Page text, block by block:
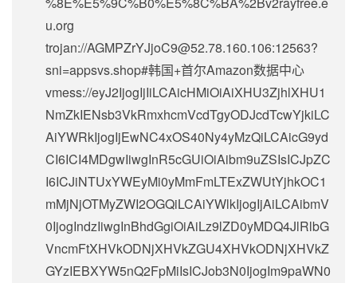
u.org
trojan://AGMPZrYJjoC9@52.78.160.106:12563?
sni=appsvs.shop#韩国+首尔Amazon数据中心
vmess://eyJ2IjogIjIiLCAicHMiOiAiXHU3ZjhlXHU1
NmZkIENsb3VkRmxhcmVcdTgyODJcdTcwYjkiLC
AiYWRkIjogIjEwNC4xOS40Ny4yMzQiLCAicG9yd
CI6ICI4MDgwIiwgInR5cGUiOiAibm9uZSIsICJpZC
I6ICJiNTUxYWEyMi0yMmFmLTExZWUtYjhkOC1
mMjNjOTMyZWI2OGQiLCAiYWlkIjogIjAiLCAibmV
0IjogIndzIiwgInBhdGgiOiAiLz9lZD0yMDQ4JlRlbG
VncmFtXHVkODNjXHVkZGU4XHVkODNjXHVkZ
GYzIEBXYW5nQ2FpMiIsICJob3N0IjogIm9paWN0